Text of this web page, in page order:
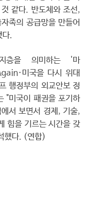
같다. 반도체와 조선,
족의 공급망을 만들어
다.
층을 의미하는 '마
미국을 다시 위대
행정부의 외교안보 정
"미국이 패권을 포기하
서 보면서 경제, 기술,
힘을 기르는 시간을 갖
했다. (연합)